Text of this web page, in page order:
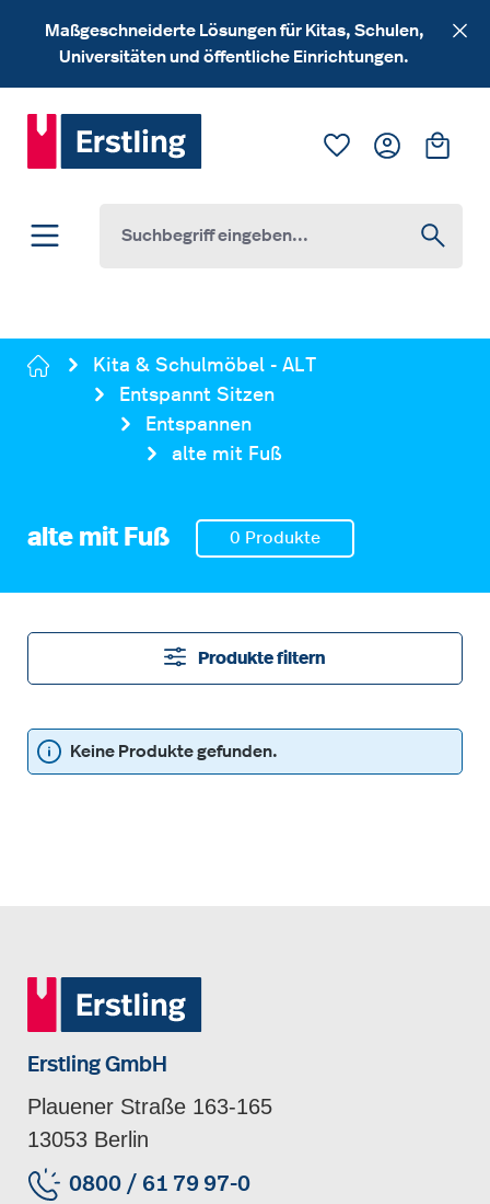
Zum Hauptinhalt springen
Maßgeschneiderte Lösungen für Kitas, Schulen,
Universitäten und öffentliche Einrichtungen.
Du hast 0
Kita & Schulmöbel - ALT
Entspannt Sitzen
Entspannen
alte mit Fuß
alte mit Fuß 0 Produkte
Produkte filtern
Keine Produkte gefunden.
Erstling GmbH
Plauener Straße 163-165
13053 Berlin
0800 / 61 79 97-0